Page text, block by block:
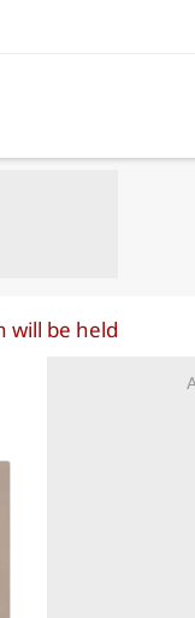
will be held